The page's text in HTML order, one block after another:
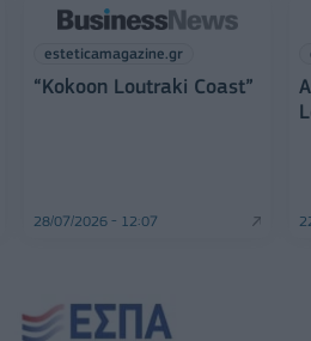
esteticamagazine.gr
“Kokoon Loutraki Coast”
28/07/2026 - 12:07